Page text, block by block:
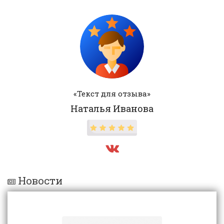
«Текст для отзыва»
Наталья Иванова
Новости